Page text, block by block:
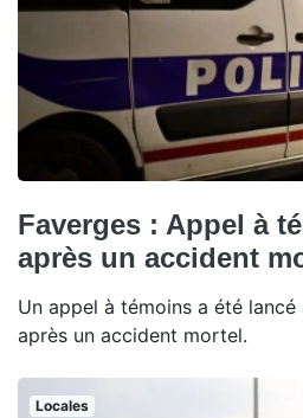
Faverges : Appel à
après un accident
Un appel à témoins a été lancé
après un accident mortel.
Locales